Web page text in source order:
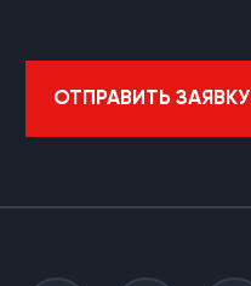
ОТПРАВИТЬ ЗАЯВКУ